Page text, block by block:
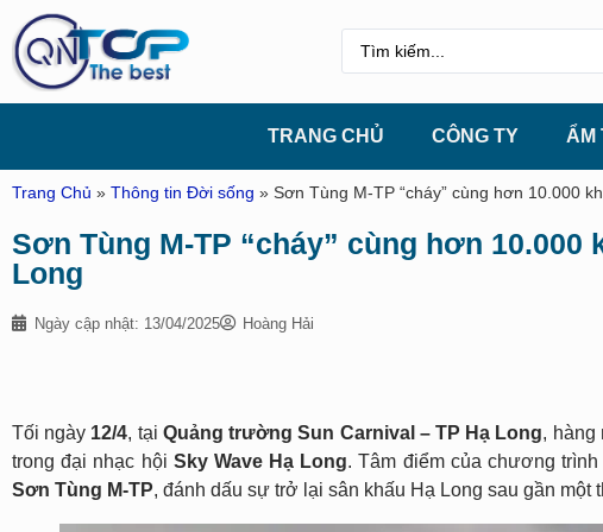
TRANG CHỦ CÔNG TY ẨM
Trang Chủ » Thông tin Đời sống » Sơn Tùng M-TP “cháy” cùng hơn 10.000
Sơn Tùng M-TP “cháy” cùng hơn 10.000
Long
Ngày cập nhật: 13/04/2025 Hoàng Hải
Tối ngày 12/4, tại Quảng trường Sun Carnival – TP Hạ Long, hàng
trong đại nhạc hội Sky Wave Hạ Long. Tâm điểm của chương
Sơn Tùng M-TP, đánh dấu sự trở lại sân khấu Hạ Long sau gần một